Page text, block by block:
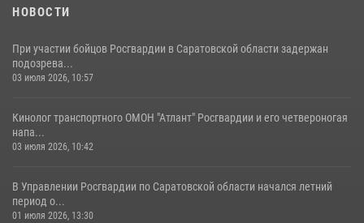
05 августа 2026, 12:55
НОВОСТИ
При участии бойцов Росгвардии в Саратовской области задержан
подозрева...
03 июля 2026, 10:57
Кинолог транспортного ОМОН "Атлант" Росгвардии и его четвероногая
напа...
03 июля 2026, 10:42
В Управлении Росгвардии по Саратовской области начался летний
период о...
01 июля 2026, 13:30